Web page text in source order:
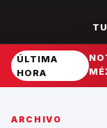
ÚLTIMA
HORA
ARCHIVO